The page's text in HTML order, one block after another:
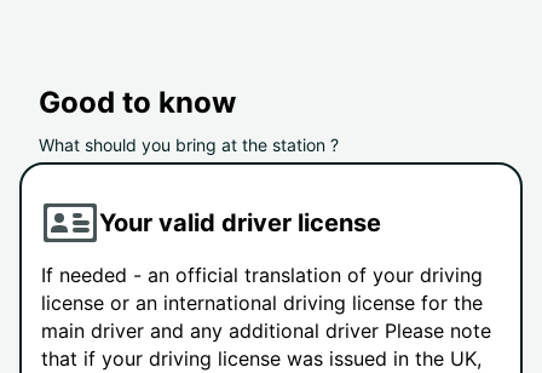
Good to know
What should you bring at the station ?
Your valid driver license
If needed - an official translation of your driving
license or an international driving license for the
main driver and any additional driver Please note
that if your driving license was issued in the UK,